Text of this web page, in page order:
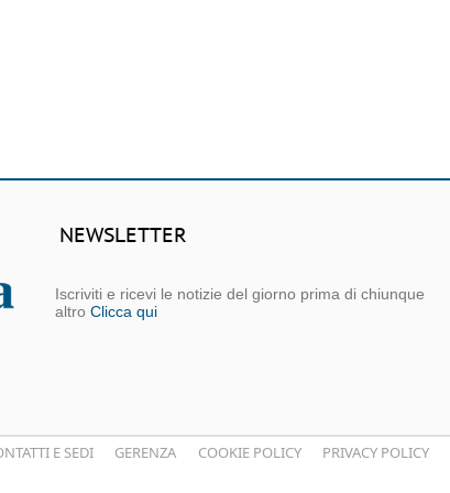
NEWSLETTER
Iscriviti e ricevi le notizie del giorno prima di chiunque
altro Clicca qui
E SEDI GERENZA COOKIE POLICY PRIVACY POLICY